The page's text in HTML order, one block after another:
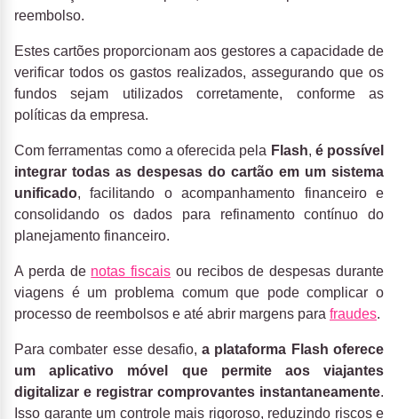
reembolso.
Estes cartões proporcionam aos gestores a capacidade de
verificar todos os gastos realizados, assegurando que os
fundos sejam utilizados corretamente, conforme as
políticas da empresa.
Com ferramentas como a oferecida pela Flash, é possível
integrar todas as despesas do cartão em um sistema
unificado, facilitando o acompanhamento financeiro e
consolidando os dados para refinamento contínuo do
planejamento financeiro.
A perda de notas fiscais ou recibos de despesas durante
viagens é um problema comum que pode complicar o
processo de reembolsos e até abrir margens para fraudes.
Para combater esse desafio,a plataforma Flash oferece
um aplicativo móvel que permite aos viajantes
digitalizar e registrar comprovantes instantaneamente.
Isso garante um controle mais rigoroso, reduzindo riscos e